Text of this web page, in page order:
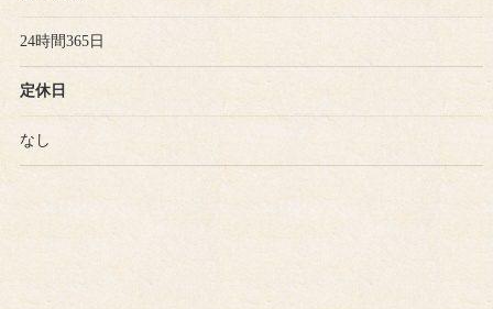
24時間365日
定休日
なし